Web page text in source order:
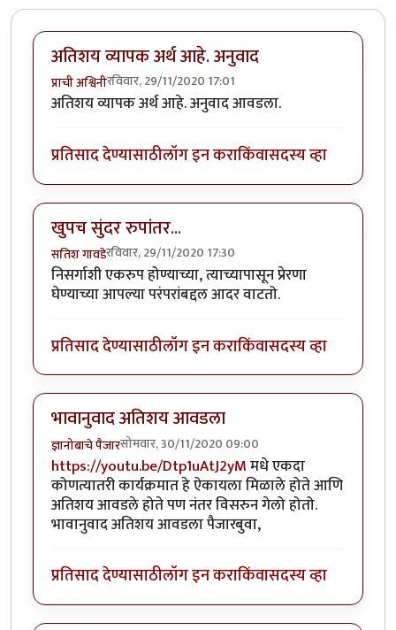
अतिशय व्यापक अर्थ आहे. अनुवाद
प्राची अश्विनीरविवार, 29/11/2020 17:01
अतिशय व्यापक अर्थ आहे. अनुवाद आवडला.
प्रतिसाद देण्यासाठीलॉग इन कराकिंवासदस्य व्हा
खुपच सुंदर रुपांतर...
सतिश गावडेरविवार, 29/11/2020 17:30
निसर्गाशी एकरुप होण्याच्या, त्याच्यापासून प्रेरणा
घेण्याच्या आपल्या परंपरांबद्दल आदर वाटतो.
प्रतिसाद देण्यासाठीलॉग इन कराकिंवासदस्य व्हा
भावानुवाद अतिशय आवडला
ज्ञानोबाचे पैजारसोमवार, 30/11/2020 09:00
https://youtu.be/Dtp1uAtJ2yMमधे एकदा
कोणत्यातरी कार्यक्रमात हे ऐकायला मिळाले होते आणि
अतिशय आवडले होते पण नंतर विसरुन गेलो होतो.
भावानुवाद अतिशय आवडला पैजारबुवा,
प्रतिसाद देण्यासाठीलॉग इन कराकिंवासदस्य व्हा